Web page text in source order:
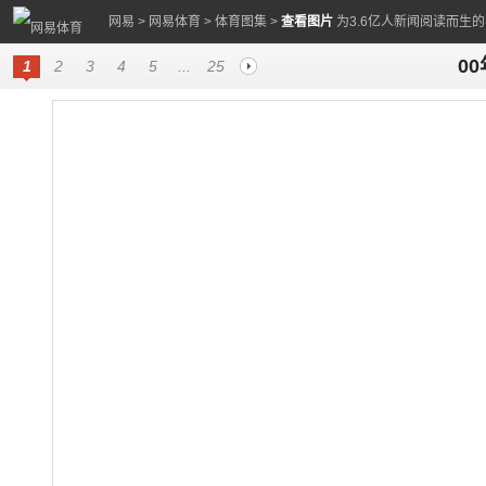
网易 > 网易体育 > 体育图集 > 查看图片 为3.6亿人新闻阅读而生
1 2 3 4 5 25 00